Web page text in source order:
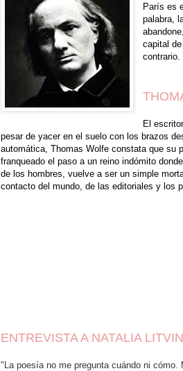
París es
palabra,
capital
contrario.
El
pesar de yacer en el suelo con los brazos
automática, Thomas Wolfe constata que su
franqueado el paso a un reino indómito
de los hombres, vuelve a ser un simple
contacto del mundo, de las editoriales y los
ENTREVISTA A NATALIA
"La poesía no me pregunta cuándo ni